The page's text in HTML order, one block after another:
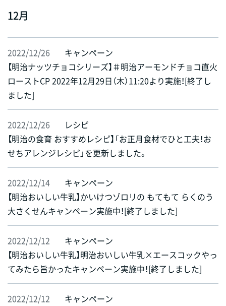
12月
2022/12/26
キャンペーン
【明治ナッツチョコシリーズ】＃明治アーモンドチョコ直火
ローストCP 2022年12月29日（木）11:20より実施！[終了し
ました]
2022/12/26
レシピ
【明治の食育 おすすめレシピ】「お正月食材でひと工夫！お
せちアレンジレシピ」を更新しました。
2022/12/14
キャンペーン
【明治おいしい牛乳】かいけつゾロリの もてもて らくのう
大さくせんキャンペーン実施中！[終了しました]
2022/12/12
キャンペーン
【明治おいしい牛乳】明治おいしい牛乳×エースコックやっ
てみたら旨かったキャンペーン実施中！[終了しました]
2022/12/12
キャンペーン